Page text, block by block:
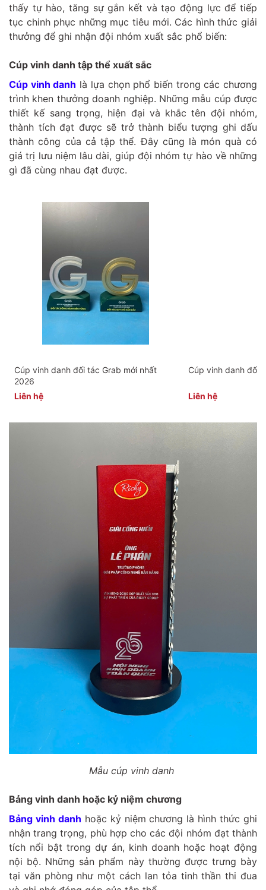
thấy tự hào, tăng sự gắn kết và tạo động lực để tiếp
tục chinh phục những mục tiêu mới. Các hình thức giải
thưởng để ghi nhận đội nhóm xuất sắc phổ biến:
Cúp vinh danh tập thể xuất sắc
Cúp vinh danh là lựa chọn phổ biến trong các chương
trình khen thưởng doanh nghiệp. Những mẫu cúp được
thiết kế sang trọng, hiện đại và khắc tên đội nhóm,
thành tích đạt được sẽ trở thành biểu tượng ghi dấu
thành công của cả tập thể. Đây cũng là món quà có
giá trị lưu niệm lâu dài, giúp đội nhóm tự hào về những
gì đã cùng nhau đạt được.
Cúp vinh danh đối tác Grab mới nhất
2026
Liên hệ
Cúp vinh danh đối
Liên hệ
Mẫu cúp vinh danh
Bảng vinh danh hoặc kỷ niệm chương
Bảng vinh danh hoặc kỷ niệm chương là hình thức ghi
nhận trang trọng, phù hợp cho các đội nhóm đạt thành
tích nổi bật trong dự án, kinh doanh hoặc hoạt động
nội bộ. Những sản phẩm này thường được trưng bày
tại văn phòng như một cách lan tỏa tinh thần thi đua